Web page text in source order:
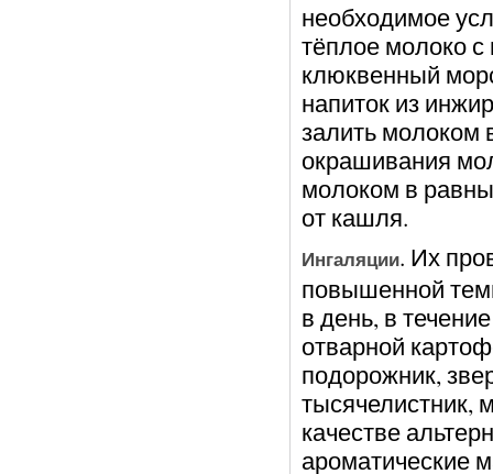
необходимое
тёплое молоко
клюквенный
напиток из
залить молоком
окрашивания
молоком в
от кашля.
Ингаляции. Их
повышенной
в день, в
отварной
подорожник,
тысячелистник,
качестве
ароматические